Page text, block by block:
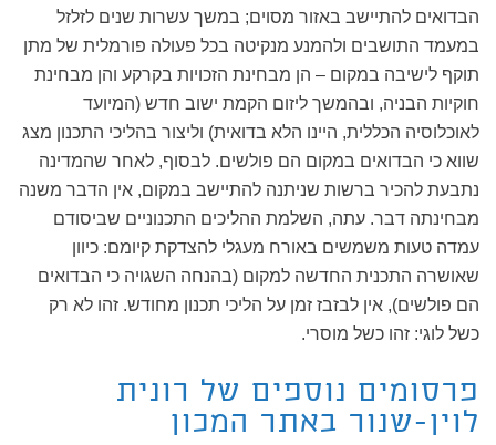
הבדואים להתיישב באזור מסוים; במשך עשרות שנים לזלזל
במעמד התושבים ולהמנע מנקיטה בכל פעולה פורמלית של מתן
תוקף לישיבה במקום – הן מבחינת הזכויות בקרקע והן מבחינת
חוקיות הבניה, ובהמשך ליזום הקמת ישוב חדש (המיועד
לאוכלוסיה הכללית, היינו הלא בדואית) וליצור בהליכי התכנון מצג
שווא כי הבדואים במקום הם פולשים. לבסוף, לאחר שהמדינה
נתבעת להכיר ברשות שניתנה להתיישב במקום, אין הדבר משנה
מבחינתה דבר. עתה, השלמת ההליכים התכנוניים שביסודם
עמדה טעות משמשים באורח מעגלי להצדקת קיומם: כיוון
שאושרה התכנית החדשה למקום (בהנחה השגויה כי הבדואים
הם פולשים), אין לבזבז זמן על הליכי תכנון מחודש. זהו לא רק
כשל לוגי: זהו כשל מוסרי.
פרסומים נוספים של רונית
לוין-שנור באתר המכון